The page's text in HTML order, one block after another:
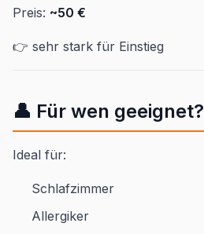
Preis: ~50 €
👉 sehr stark für Einstieg
👤 Für wen geeignet?
Ideal für:
Schlafzimmer
Allergiker